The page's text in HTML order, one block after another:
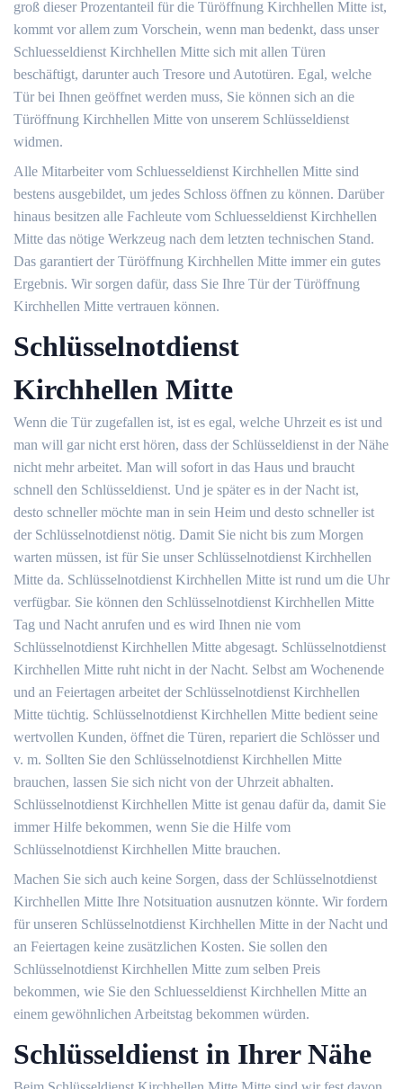
groß dieser Prozentanteil für die Türöffnung Kirchhellen Mitte ist,
kommt vor allem zum Vorschein, wenn man bedenkt, dass unser
Schluesseldienst Kirchhellen Mitte sich mit allen Türen
beschäftigt, darunter auch Tresore und Autotüren. Egal, welche
Tür bei Ihnen geöffnet werden muss, Sie können sich an die
Türöffnung Kirchhellen Mitte von unserem Schlüsseldienst
widmen.
Alle Mitarbeiter vom Schluesseldienst Kirchhellen Mitte sind
bestens ausgebildet, um jedes Schloss öffnen zu können. Darüber
hinaus besitzen alle Fachleute vom Schluesseldienst Kirchhellen
Mitte das nötige Werkzeug nach dem letzten technischen Stand.
Das garantiert der Türöffnung Kirchhellen Mitte immer ein gutes
Ergebnis. Wir sorgen dafür, dass Sie Ihre Tür der Türöffnung
Kirchhellen Mitte vertrauen können.
Schlüsselnotdienst
Kirchhellen Mitte
Wenn die Tür zugefallen ist, ist es egal, welche Uhrzeit es ist und
man will gar nicht erst hören, dass der Schlüsseldienst in der Nähe
nicht mehr arbeitet. Man will sofort in das Haus und braucht
schnell den Schlüsseldienst. Und je später es in der Nacht ist,
desto schneller möchte man in sein Heim und desto schneller ist
der Schlüsselnotdienst nötig. Damit Sie nicht bis zum Morgen
warten müssen, ist für Sie unser Schlüsselnotdienst Kirchhellen
Mitte da. Schlüsselnotdienst Kirchhellen Mitte ist rund um die Uhr
verfügbar. Sie können den Schlüsselnotdienst Kirchhellen Mitte
Tag und Nacht anrufen und es wird Ihnen nie vom
Schlüsselnotdienst Kirchhellen Mitte abgesagt. Schlüsselnotdienst
Kirchhellen Mitte ruht nicht in der Nacht. Selbst am Wochenende
und an Feiertagen arbeitet der Schlüsselnotdienst Kirchhellen
Mitte tüchtig. Schlüsselnotdienst Kirchhellen Mitte bedient seine
wertvollen Kunden, öffnet die Türen, repariert die Schlösser und
v. m. Sollten Sie den Schlüsselnotdienst Kirchhellen Mitte
brauchen, lassen Sie sich nicht von der Uhrzeit abhalten.
Schlüsselnotdienst Kirchhellen Mitte ist genau dafür da, damit Sie
immer Hilfe bekommen, wenn Sie die Hilfe vom
Schlüsselnotdienst Kirchhellen Mitte brauchen.
Machen Sie sich auch keine Sorgen, dass der Schlüsselnotdienst
Kirchhellen Mitte Ihre Notsituation ausnutzen könnte. Wir fordern
für unseren Schlüsselnotdienst Kirchhellen Mitte in der Nacht und
an Feiertagen keine zusätzlichen Kosten. Sie sollen den
Schlüsselnotdienst Kirchhellen Mitte zum selben Preis
bekommen, wie Sie den Schluesseldienst Kirchhellen Mitte an
einem gewöhnlichen Arbeitstag bekommen würden.
Schlüsseldienst in Ihrer Nähe